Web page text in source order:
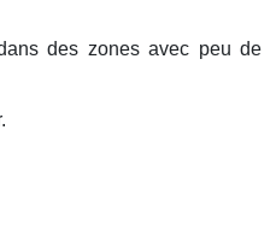
des zones avec peu de